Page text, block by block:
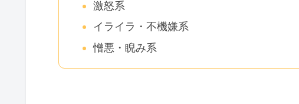
激怒系
イライラ・不機嫌系
憎悪・睨み系